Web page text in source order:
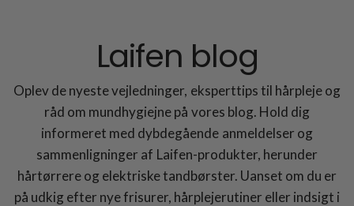
Laifen blog
Oplev de nyeste vejledninger, eksperttips til hårpleje og
råd om mundhygiejne på vores blog. Hold dig
informeret med dybdegående anmeldelser og
sammenligninger af Laifen-produkter, herunder
hårtørrere og elektriske tandbørster. Uanset om du er
på udkig efter nye frisurer, hårplejerutiner eller indsigt i